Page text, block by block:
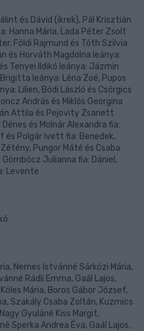
és Dávid (ikrek), Pál Krisztián
Hanna Mária, Lada Péter Zsolt
Földi Rajmund és Tóth Szilvia
és Horváth Magdolna leánya:
Tenyei Ildikó leánya: Jázmin
leánya: Léna Zoé, Pupos
Lilien, Bódi László és Csörgics
András és Miklós Georgina
Attila és Pejovity Zsanett
és Molnár Alexandra fia:
és Polgár Ivett fia: Benedek,
Pungor Máté és Csaba
Gömböcz Julianna fia: Dániel,
Levente
Nemes Istvánné Sárközi Mária,
Rádli Emma, Gaál Lajos,
Mária, Boros Gábor József,
Szakály Csaba Zoltán, Kuzmics
Gyuláné Kiss Margit,
Sperka Andrea Éva, Gaál Lajos,